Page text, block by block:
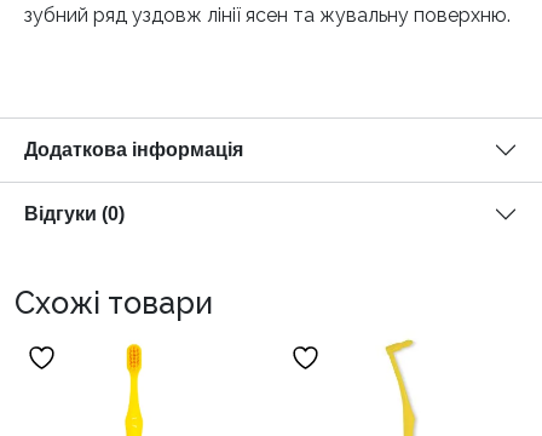
зубний ряд уздовж лінії ясен та жувальну поверхню.
Додаткова інформація
Відгуки (0)
Схожі товари